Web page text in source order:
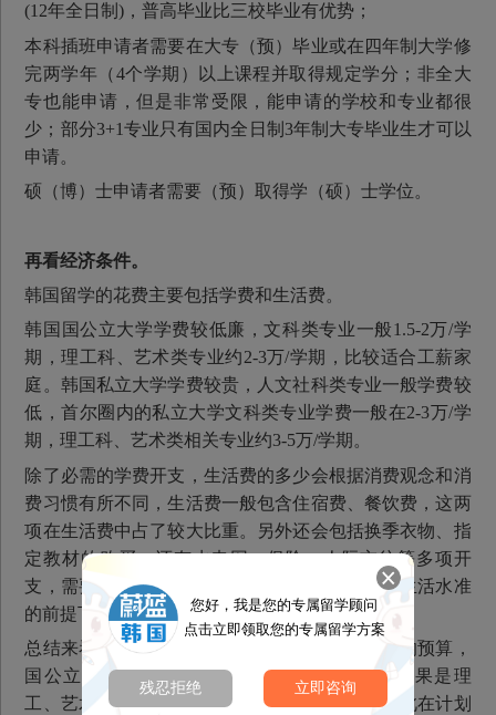
(12年全日制)，普高毕业比三校毕业有优势；
本科插班申请者需要在大专（预）毕业或在四年制大学修
完两学年（4个学期）以上课程并取得规定学分；非全大
专也能申请，但是非常受限，能申请的学校和专业都很
少；部分3+1专业只有国内全日制3年制大专毕业生才可以
申请。
硕（博）士申请者需要（预）取得学（硕）士学位。
再看经济条件。
韩国留学的花费主要包括学费和生活费。
韩国国公立大学学费较低廉，文科类专业一般1.5-2万/学
期，理工科、艺术类专业约2-3万/学期，比较适合工薪家
庭。韩国私立大学学费较贵，人文社科类专业一般学费较
低，首尔圈内的私立大学文科类专业学费一般在2-3万/学
期，理工科、艺术类相关专业约3-5万/学期。
除了必需的学费开支，生活费的多少会根据消费观念和消
费习惯有所不同，生活费一般包含住宿费、餐饮费，这两
项在生活费中占了较大比重。另外还会包括换季衣物、指
定教材的购买，还有水电网、保险、人际交往等多项开
支，需要结合自身情况酌情考量。在不要求过高生活水准
的前提下，建议每年有8万以上的生活费预算。
总结来看，一般建议去韩国留学每年有15万以上的预算，
国公立院校每年至少有10-12万左右的预算，如果是理
工、艺术类专业的同学，可能花费还会更高，因此在计划
您好，我是您的专属留学顾问
点击立即领取您的专属留学方案
残忍拒绝 立即咨询